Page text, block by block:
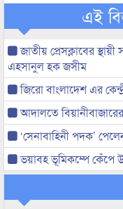
এই
জাতীয় প্রেসক্লাবের
এহসানুল হক জসীম
জিরো বাংলাদেশ এর
আদালতে
‘সেনাবাহিনী পদক’
ভয়াবহ ভূমিকম্পে কেঁপে